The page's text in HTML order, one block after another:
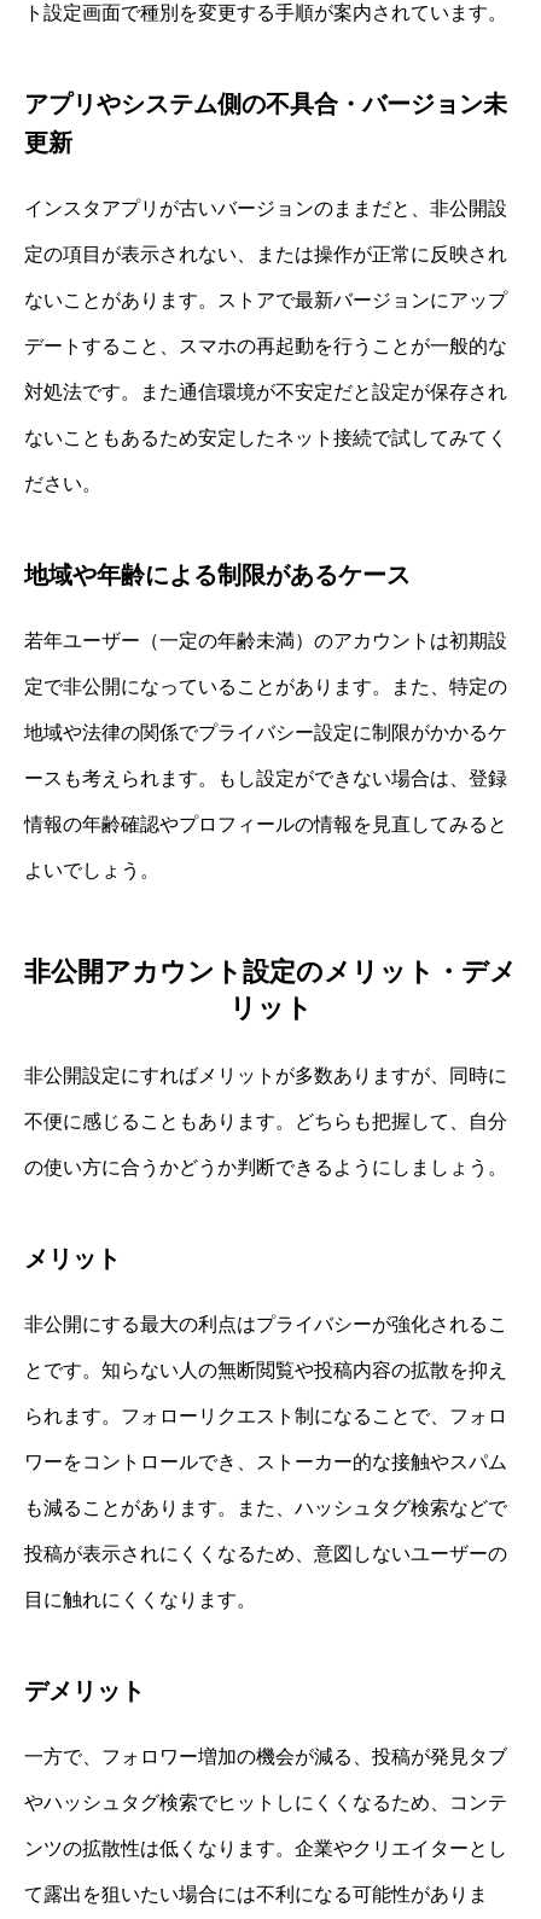
ト設定画面で種別を変更する手順が案内されています。
アプリやシステム側の不具合・バージョン未
更新
インスタアプリが古いバージョンのままだと、非公開設
定の項目が表示されない、または操作が正常に反映され
ないことがあります。ストアで最新バージョンにアップ
デートすること、スマホの再起動を行うことが一般的な
対処法です。また通信環境が不安定だと設定が保存され
ないこともあるため安定したネット接続で試してみてく
ださい。
地域や年齢による制限があるケース
若年ユーザー（一定の年齢未満）のアカウントは初期設
定で非公開になっていることがあります。また、特定の
地域や法律の関係でプライバシー設定に制限がかかるケ
ースも考えられます。もし設定ができない場合は、登録
情報の年齢確認やプロフィールの情報を見直してみると
よいでしょう。
非公開アカウント設定のメリット・デメ
リット
非公開設定にすればメリットが多数ありますが、同時に
不便に感じることもあります。どちらも把握して、自分
の使い方に合うかどうか判断できるようにしましょう。
メリット
非公開にする最大の利点はプライバシーが強化されるこ
とです。知らない人の無断閲覧や投稿内容の拡散を抑え
られます。フォローリクエスト制になることで、フォロ
ワーをコントロールでき、ストーカー的な接触やスパム
も減ることがあります。また、ハッシュタグ検索などで
投稿が表示されにくくなるため、意図しないユーザーの
目に触れにくくなります。
デメリット
一方で、フォロワー増加の機会が減る、投稿が発見タブ
やハッシュタグ検索でヒットしにくくなるため、コンテ
ンツの拡散性は低くなります。企業やクリエイターとし
て露出を狙いたい場合には不利になる可能性がありま